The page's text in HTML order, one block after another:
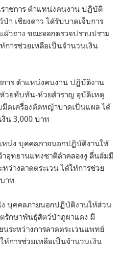
าชการ ตำแหน่งคนงาน ปฏิบัติ
ป่า เชียงดาว ได้รับบาดเจ็บการ
ผ้วถาง ขณะออกตรวจปราบปราม
การช่วยเหลือเป็นจำนวนเงิน
าร ตำแหน่งคนงาน ปฏิบัติงาน
วยทับทัน-ห้วยสำราญ อุบัติเหตุ
มีดเครื่องตัดหญ้าบาดเป็นแผล ได้
น 3,000 บาท
น่ง บุคคลภายนอกปฏิบัติงานให้
อุทยานแห่งชาติลำคลองงู ลื่นล้มมี
ว่างลาดตระเวน ได้ให้การช่วย
าท
บุคคลภายนอกปฏิบัติงานให้ส่วน
รักษาพันธุ์สัตว์ป่าภูผาแดง มี
นระหว่างการลาดตระเวนแพทย์
ห้การช่วยเหลือเป็นจำนวนเงิน